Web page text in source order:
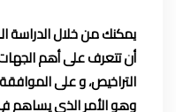
يمكنك من خلال الدراسة
أن تتعرف على أهم
التراخيص، و على
وهو الأمر الذي يساهم